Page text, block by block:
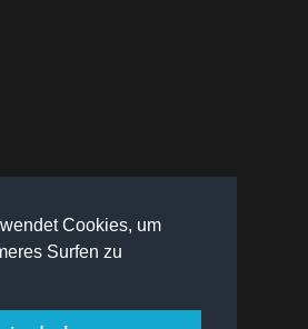
Cookies, um
Surfen zu